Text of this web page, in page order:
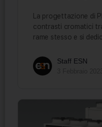
La progettazione di
contrasti cromatici
rame stesso e si
Staff ESN